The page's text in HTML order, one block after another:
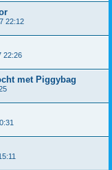
22:12
22:26
met Piggybag